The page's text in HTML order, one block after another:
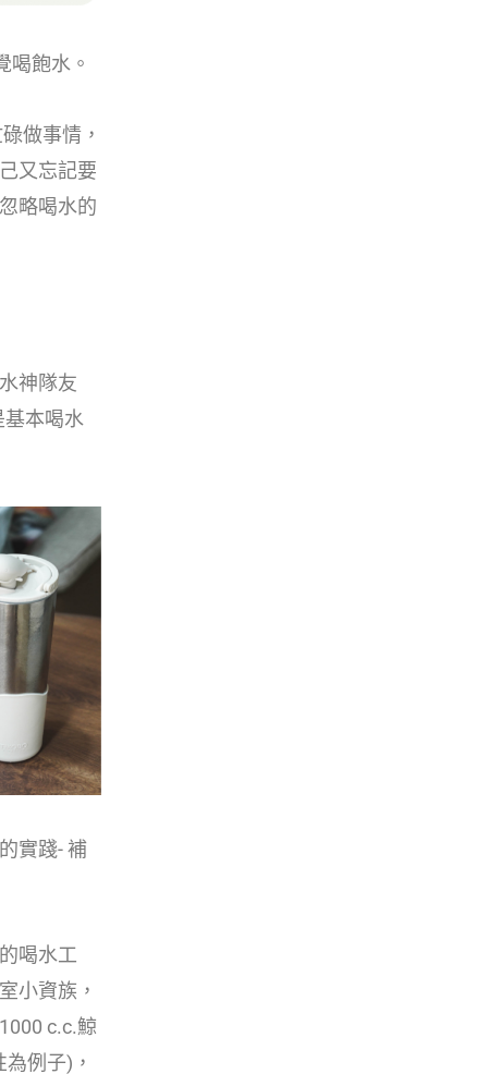
喝飽水。
做事情，
又忘記要
略喝水的
神隊友
基本喝水
實踐- 補
喝水工
小資族，
c.c.鯨
例子)，